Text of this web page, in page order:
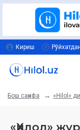
Кириш
Бош саҳифа «Hilol»